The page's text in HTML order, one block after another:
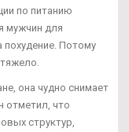
по питанию
мужчин для
похудение. Потому
она чудно снимает
отметил, что
структур,